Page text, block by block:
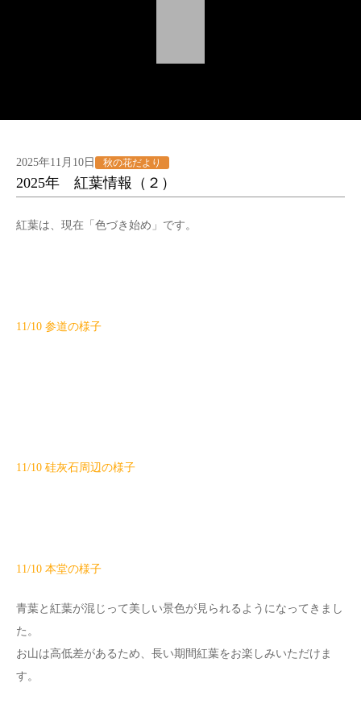
2025年11月10日 秋の花だより
2025年 紅葉情報（２）
紅葉は、現在「色づき始め」です。
11/10 参道の様子
11/10 硅灰石周辺の様子
11/10 本堂の様子
青葉と紅葉が混じって美しい景色が見られるようになってきまし
た。
お山は高低差があるため、長い期間紅葉をお楽しみいただけま
す。